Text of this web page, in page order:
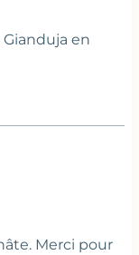
en
Merci pour